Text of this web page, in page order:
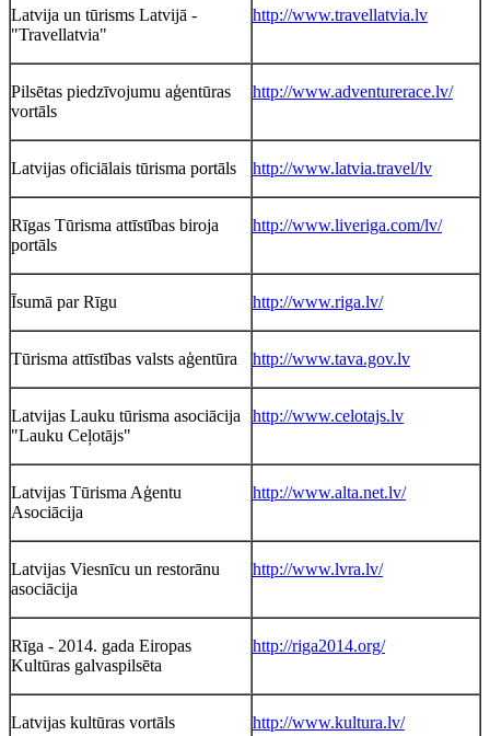
Latvija un tūrisms Latvijā -
"Travellatvia"
http://www.travellatvia.lv
Pilsētas piedzīvojumu aģentūras
vortāls
http://www.adventurerace.lv/
Latvijas oficiālais tūrisma portāls http://www.latvia.travel/lv
Rīgas Tūrisma attīstības biroja
portāls
http://www.liveriga.com/lv/
Īsumā par Rīgu http://www.riga.lv/
Tūrisma attīstības valsts aģentūra http://www.tava.gov.lv
Latvijas Lauku tūrisma asociācija
"Lauku Ceļotājs"
http://www.celotajs.lv
Latvijas Tūrisma Aģentu
Asociācija
http://www.alta.net.lv/
Latvijas Viesnīcu un restorānu
asociācija
http://www.lvra.lv/
Rīga - 2014. gada Eiropas
Kultūras galvaspilsēta
http://riga2014.org/
Latvijas kultūras vortāls http://www.kultura.lv/